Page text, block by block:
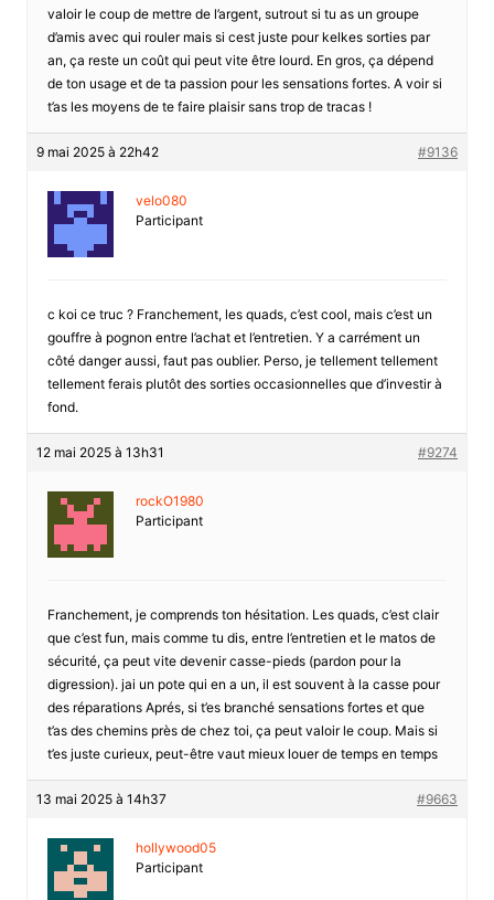
valoir le coup de mettre de l’argent, sutrout si tu as un groupe
d’amis avec qui rouler mais si cest juste pour kelkes sorties par
an, ça reste un coût qui peut vite être lourd. En gros, ça dépend
de ton usage et de ta passion pour les sensations fortes. A voir si
t’as les moyens de te faire plaisir sans trop de tracas !
9 mai 2025 à 22h42 #9136
velo080
Participant
c koi ce truc ? Franchement, les quads, c’est cool, mais c’est un
gouffre à pognon entre l’achat et l’entretien. Y a carrément un
côté danger aussi, faut pas oublier. Perso, je tellement tellement
tellement ferais plutôt des sorties occasionnelles que d’investir à
fond.
12 mai 2025 à 13h31 #9274
rockO1980
Participant
Franchement, je comprends ton hésitation. Les quads, c’est clair
que c’est fun, mais comme tu dis, entre l’entretien et le matos de
sécurité, ça peut vite devenir casse-pieds (pardon pour la
digression). jai un pote qui en a un, il est souvent à la casse pour
des réparations Aprés, si t’es branché sensations fortes et que
t’as des chemins près de chez toi, ça peut valoir le coup. Mais si
t’es juste curieux, peut-être vaut mieux louer de temps en temps
13 mai 2025 à 14h37 #9663
hollywood05
Participant